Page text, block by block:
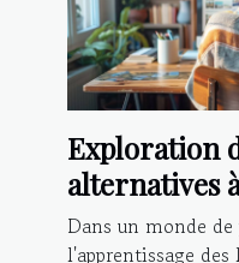
Exploration
alternatives
pour
Dans un monde
l'apprentissage des